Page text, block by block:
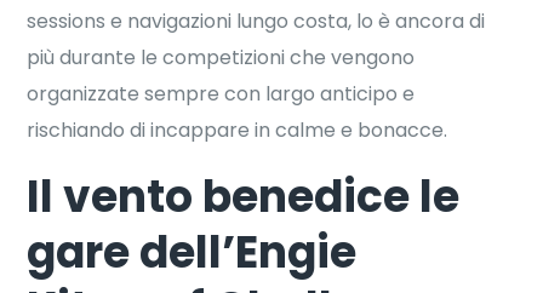
sessions e navigazioni lungo costa, lo è ancora di
più durante le competizioni che vengono
organizzate sempre con largo anticipo e
rischiando di incappare in calme e bonacce.
Il vento benedice le
gare dell’Engie